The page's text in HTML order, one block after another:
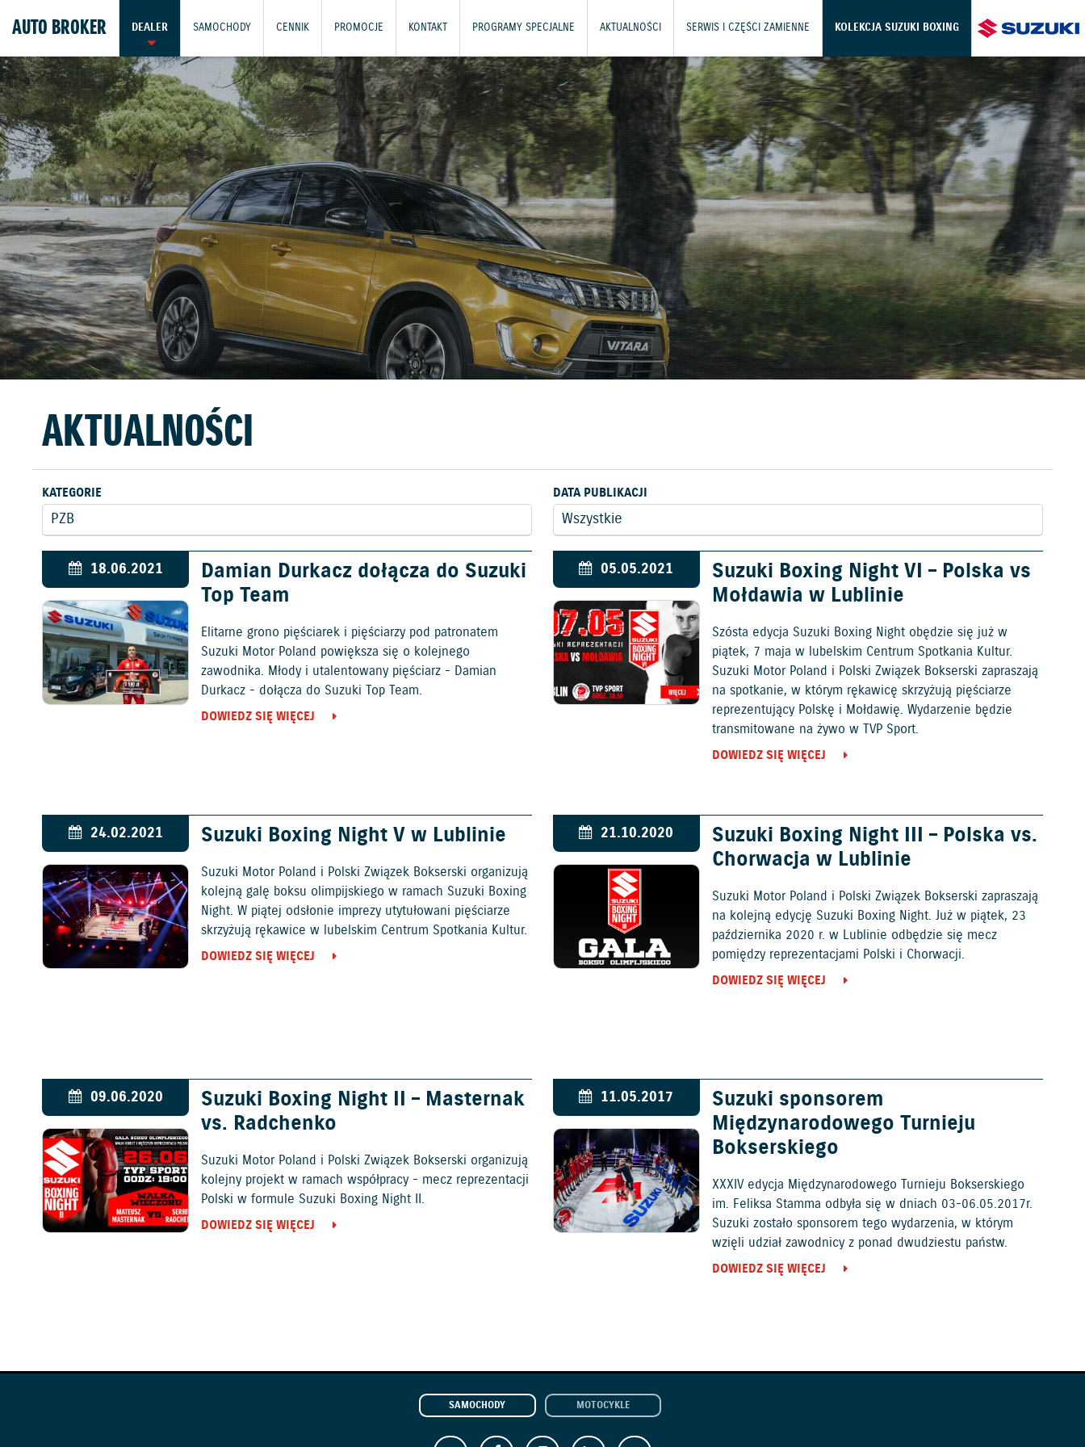
AUTO BROKER DEALER SAMOCHODY CENNIK PROMOCJE KONTAKT PROGRAMY SPECJALNE AKTUALNOŚCI SERWIS I CZĘŚCI ZAMIENNE KOLEKCJA SUZUKI BOXING
AKTUALNOŚCI
KATEGORIE DATA PUBLIKACJI
18.06.2021
Damian Durkacz dołącza do Suzuki
Top Team
Elitarne grono pięściarek i pięściarzy pod patronatem
Suzuki Motor Poland powiększa się o kolejnego
zawodnika. Młody i utalentowany pięściarz - Damian
Durkacz - dołącza do Suzuki Top Team.
DOWIEDZ SIĘ WIĘCEJ
05.05.2021
Suzuki Boxing Night VI – Polska vs
Mołdawia w Lublinie
Szósta edycja Suzuki Boxing Night obędzie się już w
piątek, 7 maja w lubelskim Centrum Spotkania Kultur.
Suzuki Motor Poland i Polski Związek Bokserski zapraszają
na spotkanie, w którym rękawicę skrzyżują pięściarze
reprezentujący Polskę i Mołdawię. Wydarzenie będzie
transmitowane na żywo w TVP Sport.
DOWIEDZ SIĘ WIĘCEJ
24.02.2021 Suzuki Boxing Night V w Lublinie
Suzuki Motor Poland i Polski Związek Bokserski organizują
kolejną galę boksu olimpijskiego w ramach Suzuki Boxing
Night. W piątej odsłonie imprezy utytułowani pięściarze
skrzyżują rękawice w lubelskim Centrum Spotkania Kultur.
DOWIEDZ SIĘ WIĘCEJ
21.10.2020
Suzuki Boxing Night III – Polska vs.
Chorwacja w Lublinie
Suzuki Motor Poland i Polski Związek Bokserski zapraszają
na kolejną edycję Suzuki Boxing Night. Już w piątek, 23
października 2020 r. w Lublinie odbędzie się mecz
pomiędzy reprezentacjami Polski i Chorwacji.
DOWIEDZ SIĘ WIĘCEJ
09.06.2020
Suzuki Boxing Night II – Masternak
vs. Radchenko
Suzuki Motor Poland i Polski Związek Bokserski organizują
kolejny projekt w ramach współpracy - mecz reprezentacji
Polski w formule Suzuki Boxing Night II.
DOWIEDZ SIĘ WIĘCEJ
11.05.2017
Suzuki sponsorem
Międzynarodowego Turnieju
Bokserskiego
XXXIV edycja Międzynarodowego Turnieju Bokserskiego
im. Feliksa Stamma odbyła się w dniach 03-06.05.2017r.
Suzuki zostało sponsorem tego wydarzenia, w którym
wzięli udział zawodnicy z ponad dwudziestu państw.
DOWIEDZ SIĘ WIĘCEJ
SAMOCHODY MOTOCYKLE